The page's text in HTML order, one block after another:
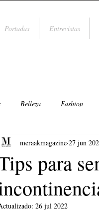
Portadas Entrevistas
Belleza Fashion
Música. Arte
para
meraakmagazine 27 jun
26 jul 2022